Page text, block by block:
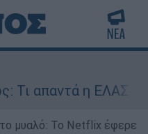
ΕΛΑΣ για τους 8
το μυαλό: Το Netflix έφερε